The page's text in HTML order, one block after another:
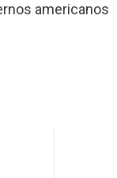
americanos